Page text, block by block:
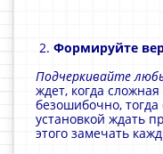
2. Формируйте
Подчеркивайте
ждет, когда
безошибочно, тогда
установкой ждать
этого замечать